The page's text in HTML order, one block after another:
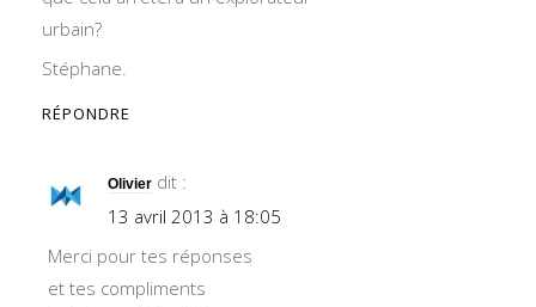
urbain?
Stéphane.
RÉPONDRE
Olivier dit :
13 avril 2013 à 18:05
Merci pour tes réponses
et tes compliments